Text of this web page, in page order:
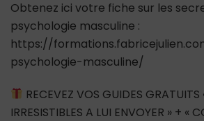
Obtenez ici votre fiche sur les
psychologie masculine :
https://
psychologie-masculine/
RECEVEZ VOS GUIDES GRATUITS
IRRESISTIBLES A LUI ENVOYER » + «